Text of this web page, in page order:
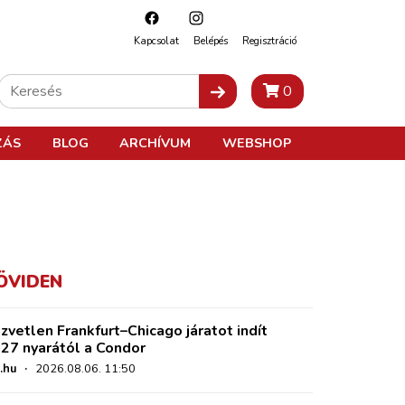
Kapcsolat Belépés Regisztráció
0
BLOG ARCHÍVUM WEBSHOP
Frankfurt–Chicago járatot indít
nyarától a Condor
· 2026.08.06. 11:50